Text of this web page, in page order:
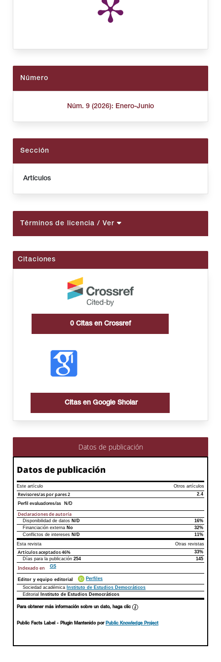
Número
Núm. 9 (2026): Enero-Junio
Sección
Artículos
Términos de licencia/ Ver
Citaciones
0Citas en Crossref
Citas en Google Sholar
Datos de publicación
Datos de publicación
Este artículo Otros artículos
Revisores/as por pares2 2.4
Perfil evaluadores/as N/D
Declaraciones de autoría
Declaraciones de autoríaEste artículo
Disponibilidad de datos N/D
16%
Financiación externa No
32%
Conflictos de intereses N/D
11%
Esta revista
Otras revistas
Artículos aceptados46%
33%
Días para la publicación254 145
Indexado en GS
Editor y equipo editorial
Perfiles
Sociedad académica Instituto de Estudios Democráticos
Editorial
Instituto de Estudios Democráticos
Para obtener más información sobre un dato, haga clic
Public Facts Label - Plugin Mantenido por Public Knowledge Project